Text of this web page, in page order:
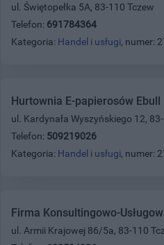
ul. Świętopełka 5A, 83-110 Tczew
Telefon: 691784364
Kategoria: Handel i usługi, numer:
Hurtownia E-papierosów Ebull
ul. Kardynała Wyszyńskiego 12,
Telefon: 509219026
Kategoria: Handel i usługi, numer:
Firma Konsultingowo-
ul. Armii Krajowej 86/5a, 83-110